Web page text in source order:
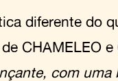
diferente do
CHAMELEO
com uma